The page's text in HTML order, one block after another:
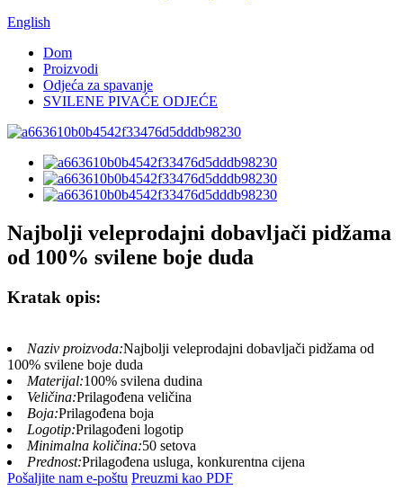
English
Dom
Proizvodi
Odjeća za spavanje
SVILENE PIVAĆE ODJEĆE
Najbolji veleprodajni dobavljači pidžama
od 100% svilene boje duda
Kratak opis:
Naziv proizvoda:Najbolji veleprodajni dobavljači pidžama od
100% svilene boje duda
Materijal:100% svilena dudina
Veličina:Prilagođena veličina
Boja:Prilagođena boja
Logotip:Prilagođeni logotip
Minimalna količina:50 setova
Prednost:Prilagođena usluga, konkurentna cijena
Pošaljite nam e-poštu Preuzmi kao PDF